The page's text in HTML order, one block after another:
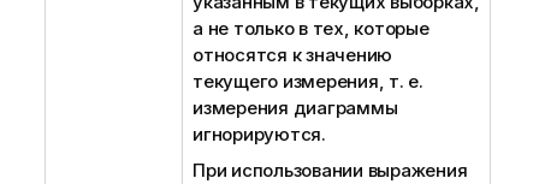
а не только в тех, которые
относятся к значению
текущего измерения, т. е.
измерения диаграммы
игнорируются.
При использовании выражения